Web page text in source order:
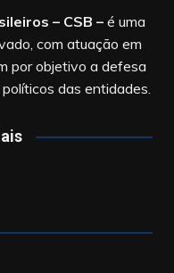
– CSB –é uma
com atuação em
por objetivo a defesa
das entidades.